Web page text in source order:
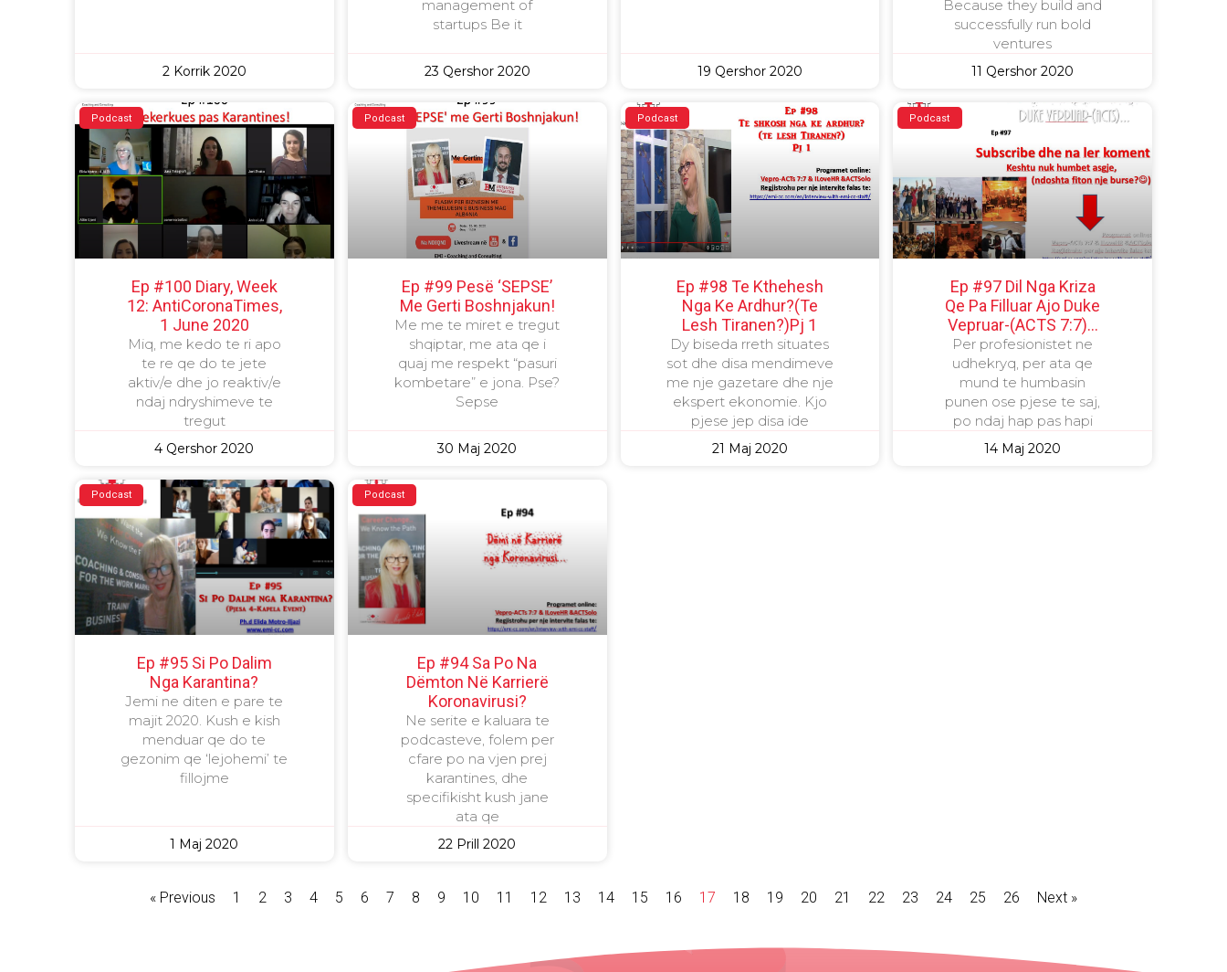
2 Korrik 2020
management of
startups Be it
23 Qershor 2020 19 Qershor 2020
Because they build and
successfully run bold
ventures
11 Qershor 2020
Podcast
Ep #100 Diary, Week
12: AntiCoronaTimes,
1 June 2020
Miq, me kedo te ri apo
te re qe do te jete
aktiv/e dhe jo reaktiv/e
ndaj ndryshimeve te
tregut
4 Qershor 2020
Podcast
Ep #99 Pesë ‘SEPSE’
Me Gerti Boshnjakun!
Me me te miret e tregut
shqiptar, me ata qe i
quaj me respekt “pasuri
kombetare” e jona. Pse?
Sepse
30 Maj 2020
Podcast
Ep #98 Te Kthehesh
Nga Ke Ardhur?(Te
Lesh Tiranen?)Pj 1
Dy biseda rreth situates
sot dhe disa mendimeve
me nje gazetare dhe nje
ekspert ekonomie. Kjo
pjese jep disa ide
21 Maj 2020
Podcast
Ep #97 Dil Nga Kriza
Qe Pa Filluar Ajo Duke
Vepruar-(ACTS 7:7)…
Per profesionistet ne
udhekryq, per ata qe
mund te humbasin
punen ose pjese te saj,
po ndaj hap pas hapi
14 Maj 2020
Podcast
Ep #95 Si Po Dalim
Nga Karantina?
Jemi ne diten e pare te
majit 2020. Kush e kish
menduar qe do te
gezonim qe ‘lejohemi’ te
fillojme
1 Maj 2020
Podcast
Ep #94 Sa Po Na
Dëmton Në Karrierë
Koronavirusi?
Ne serite e kaluara te
podcasteve, folem per
cfare po na vjen prej
karantines, dhe
specifikisht kush jane
ata qe
22 Prill 2020
« Previous 1 2 3 4 5 6 7 8 9 10 11 12 13 14 15 16 17 18 19 20 21 22 23 24 25 26 Next »